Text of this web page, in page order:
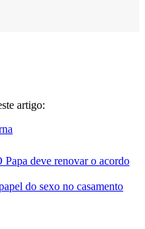
artigo:
Papa deve renovar o acordo
do sexo no casamento